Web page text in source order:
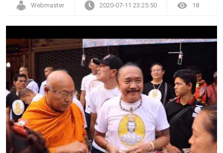
วาไรตี้
ไลฟ์สไตล์
สังคมออนไลน์
พระดอทกะฉ่อน
กะฉ่อนช้อปปิ้ง
Webmaster 2020-07-11 23:25:50 18